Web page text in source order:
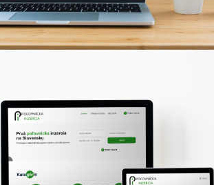
Inzertný poľovnícky portál